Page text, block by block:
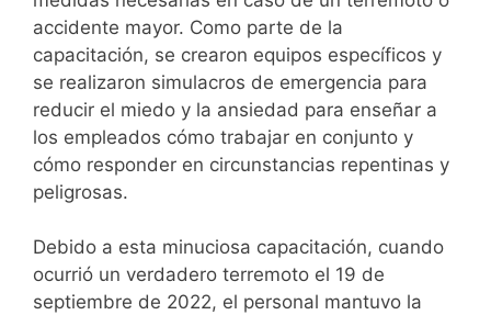
accidente mayor. Como parte de la
capacitación, se crearon equipos específicos y
se realizaron simulacros de emergencia para
reducir el miedo y la ansiedad para enseñar a
los empleados cómo trabajar en conjunto y
cómo responder en circunstancias repentinas y
peligrosas.
Debido a esta minuciosa capacitación, cuando
ocurrió un verdadero terremoto el 19 de
septiembre de 2022, el personal mantuvo la